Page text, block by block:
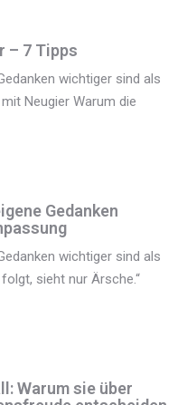
– 7 Tipps
wichtiger sind als
Neugier Warum die
Gedanken
wichtiger sind als
sieht nur Ärsche.“
Warum sie über